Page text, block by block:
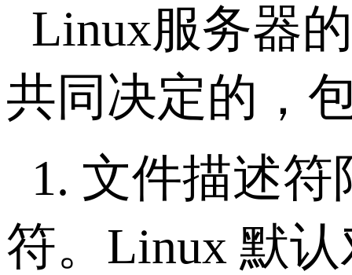
Linux服务器
共同决定的，
1. 文件描述符
符。 Linux 默